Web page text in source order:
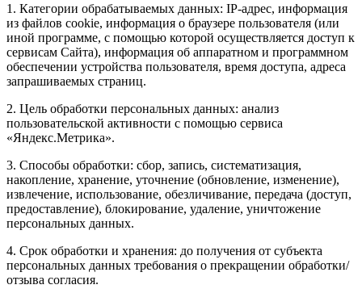
1. Категории обрабатываемых данных: IP-адрес, информация
из файлов cookie, информация о браузере пользователя (или
иной программе, с помощью которой осуществляется доступ к
сервисам Сайта), информация об аппаратном и программном
обеспечении устройства пользователя, время доступа, адреса
запрашиваемых страниц.
2. Цель обработки персональных данных: анализ
пользовательской активности с помощью сервиса
«Яндекс.Метрика».
3. Способы обработки: сбор, запись, систематизация,
накопление, хранение, уточнение (обновление, изменение),
извлечение, использование, обезличивание, передача (доступ,
предоставление), блокирование, удаление, уничтожение
персональных данных.
4. Срок обработки и хранения: до получения от субъекта
персональных данных требования о прекращении обработки/
отзыва согласия.